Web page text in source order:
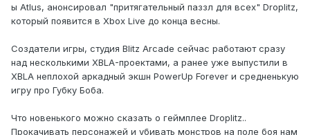
ы Atlus, анонсировал "притягательный паззл для всех" Droplitz,
который появится в Xbox Live до конца весны.
Создатели игры, студия Blitz Arcade сейчас работают сразу
над несколькими XBLA-проектами, а ранее уже выпустили в
XBLA неплохой аркадный экшн PowerUp Forever и средненькую
игру про Губку Боба.
Что новенького можно сказать о геймплее Droplitz..
Прокачивать персонажей и убивать монстров на поле боя нам